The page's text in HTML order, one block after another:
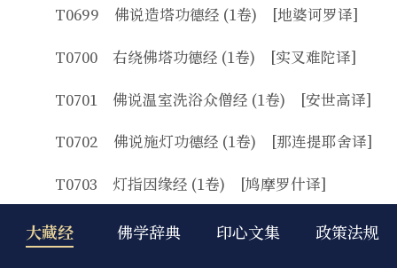
T0699 佛说造塔功德经 (1卷) [地婆诃罗译]
T0700 右绕佛塔功德经 (1卷) [实叉难陀译]
T0701 佛说温室洗浴众僧经 (1卷) [安世高译]
T0702 佛说施灯功德经 (1卷) [那连提耶舍译]
T0703 灯指因缘经 (1卷) [鸠摩罗什译]
T0704 佛说楼阁正法甘露鼓经 (1卷) [天息灾译]
大藏经 佛学辞典 印心文集 政策法规